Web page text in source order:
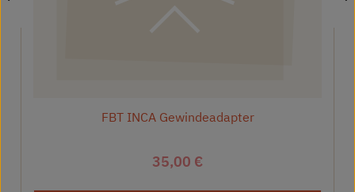
FBT INCA Gewindeadapter
Regulärer Preis:
35,00 €